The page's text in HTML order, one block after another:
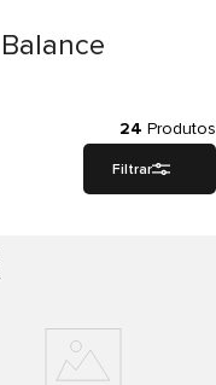
24 Produtos
Filtrar